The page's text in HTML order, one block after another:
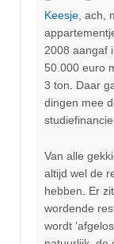
Keesje , ach,
2008 aangaf
50.000 euro
3 ton. Daar
dingen mee
Van alle
altijd wel de
hebben. Er
wordende
wordt